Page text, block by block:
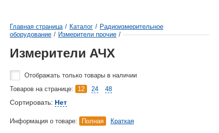
Главная страница / Каталог / Радиоизмерительное
оборудование / Измерители прочие /
Измерители АЧХ
Отображать только товары в наличии
Товаров на странице:
12 24 48
Сортировать: Нет
Информация о товаре: Полная Краткая